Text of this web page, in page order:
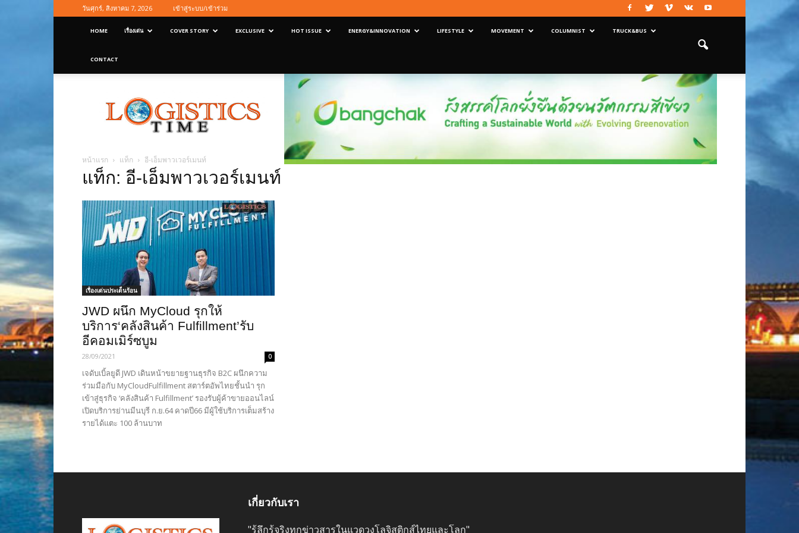
วันศุกร์, สิงหาคม 7, 2026 เข้าสู่ระบบ/เข้าร่วม
HOME เรื่องเด่น COVER STORY EXCLUSIVE HOT ISSUE ENERGY&INNOVATION LIFESTYLE MOVEMENT COLUMNIST TRUCK&BUS
CONTACT
Magazine
หน้าแรก แท็ก อี-เอ็มพาวเวอร์เมนท์
แท็ก: อี-เอ็มพาวเวอร์เมนท์
เรื่องเด่นประเด็นร้อน
JWD ผนึก MyCloud รุกให้
บริการ‘คลังสินค้า Fulfillment’รับ
อีคอมเมิร์ซบูม
28/09/2021 0
เจดับเบิ้ลยูดี JWD เดินหน้าขยายฐานธุรกิจ B2C ผนึกความ
ร่วมมือกับ MyCloudFulfillment สตาร์ตอัพไทยชั้นนำ รุก
เข้าสู่ธุรกิจ ‘คลังสินค้า Fulfillment’ รองรับผู้ค้าขายออนไลน์
เปิดบริการย่านมีนบุรี ก.ย.64 คาดปี66 มีผู้ใช้บริการเต็มสร้าง
รายได้แตะ 100 ล้านบาท
เกี่ยวกับเรา
"รู้ลึกรู้จริงทุกข่าวสารในแวดวงโลจิสติกส์ไทยและโลก"